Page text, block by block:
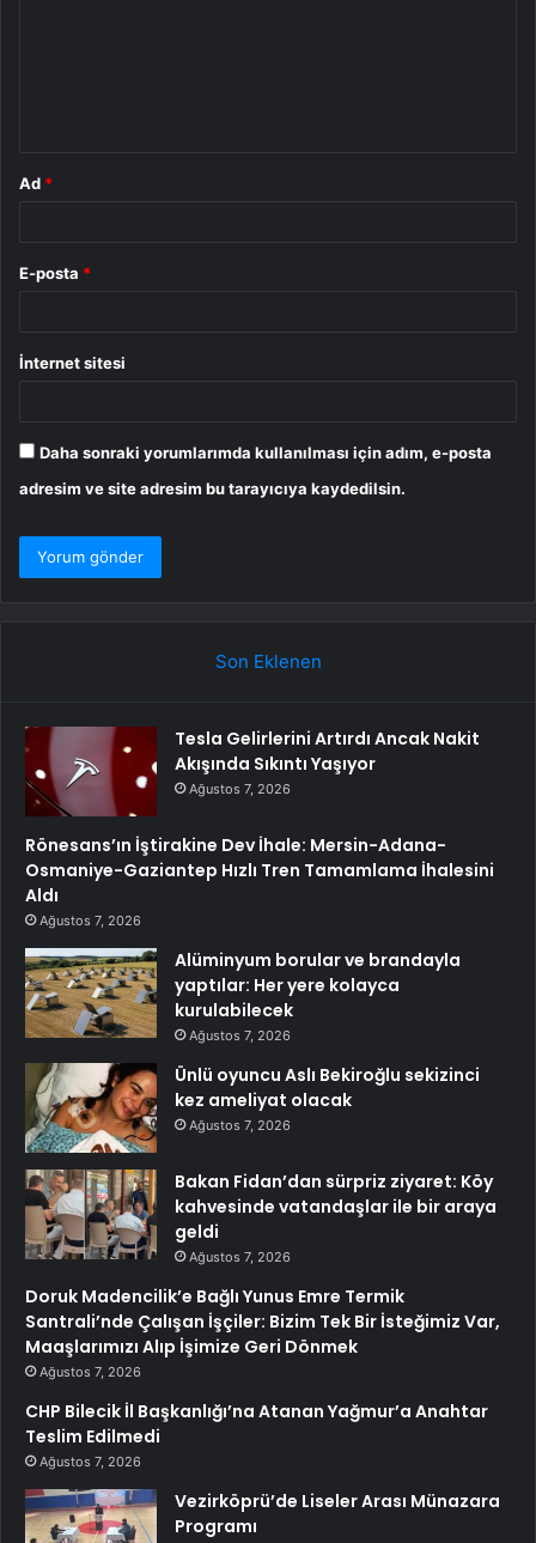
Ad *
E-posta *
İnternet sitesi
Daha sonraki yorumlarımda kullanılması için adım, e-posta
adresim ve site adresim bu tarayıcıya kaydedilsin.
Son Eklenen
Tesla Gelirlerini Artırdı Ancak Nakit
Akışında Sıkıntı Yaşıyor
Ağustos 7, 2026
Rönesans’ın İştirakine Dev İhale: Mersin-Adana-
Osmaniye-Gaziantep Hızlı Tren Tamamlama İhalesini
Aldı
Ağustos 7, 2026
Alüminyum borular ve brandayla
yaptılar: Her yere kolayca
kurulabilecek
Ağustos 7, 2026
Ünlü oyuncu Aslı Bekiroğlu sekizinci
kez ameliyat olacak
Ağustos 7, 2026
Bakan Fidan’dan sürpriz ziyaret: Köy
kahvesinde vatandaşlar ile bir araya
geldi
Ağustos 7, 2026
Doruk Madencilik’e Bağlı Yunus Emre Termik
Santrali’nde Çalışan İşçiler: Bizim Tek Bir İsteğimiz Var,
Maaşlarımızı Alıp İşimize Geri Dönmek
Ağustos 7, 2026
CHP Bilecik İl Başkanlığı’na Atanan Yağmur’a Anahtar
Teslim Edilmedi
Ağustos 7, 2026
Vezirköprü’de Liseler Arası Münazara
Programı